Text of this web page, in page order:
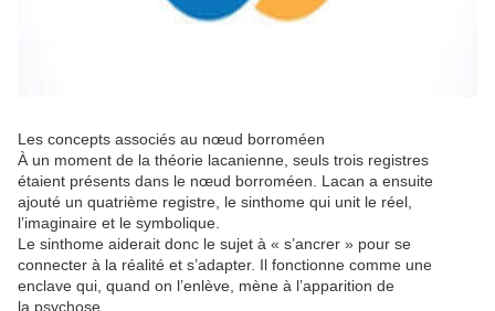
Les concepts associés au nœud borroméen
À un moment de la théorie lacanienne, seuls trois registres
étaient présents dans le nœud borroméen. Lacan a ensuite
ajouté un quatrième registre, le sinthome qui unit le réel,
l’imaginaire et le symbolique.
Le sinthome aiderait donc le sujet à « s’ancrer » pour se
connecter à la réalité et s’adapter. Il fonctionne comme une
enclave qui, quand on l’enlève, mène à l’apparition de
la psychose.